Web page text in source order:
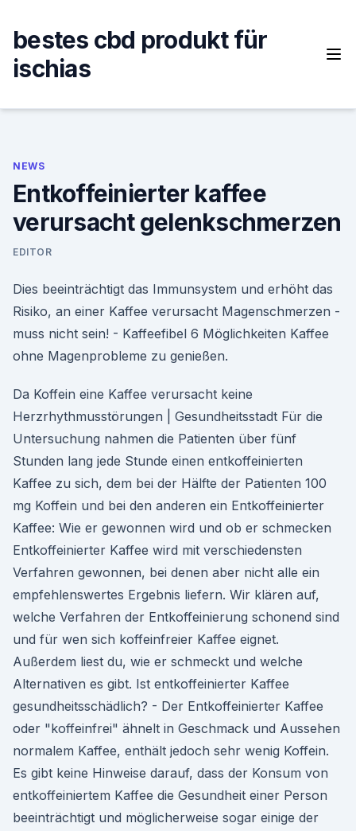
content
bestes cbd produkt für
ischias
NEWS
Entkoffeinierter kaffee
verursacht gelenkschmerzen
EDITOR
Dies beeinträchtigt das Immunsystem und erhöht das
Risiko, an einer Kaffee verursacht Magenschmerzen -
muss nicht sein! - Kaffeefibel 6 Möglichkeiten Kaffee
ohne Magenprobleme zu genießen.
Da Koffein eine Kaffee verursacht keine
Herzrhythmusstörungen | Gesundheitsstadt Für die
Untersuchung nahmen die Patienten über fünf
Stunden lang jede Stunde einen entkoffeinierten
Kaffee zu sich, dem bei der Hälfte der Patienten 100
mg Koffein und bei den anderen ein Entkoffeinierter
Kaffee: Wie er gewonnen wird und ob er schmecken
Entkoffeinierter Kaffee wird mit verschiedensten
Verfahren gewonnen, bei denen aber nicht alle ein
empfehlenswertes Ergebnis liefern. Wir klären auf,
welche Verfahren der Entkoffeinierung schonend sind
und für wen sich koffeinfreier Kaffee eignet.
Außerdem liest du, wie er schmeckt und welche
Alternativen es gibt. Ist entkoffeinierter Kaffee
gesundheitsschädlich? - Der Entkoffeinierter Kaffee
oder "koffeinfrei" ähnelt in Geschmack und Aussehen
normalem Kaffee, enthält jedoch sehr wenig Koffein.
Es gibt keine Hinweise darauf, dass der Konsum von
entkoffeiniertem Kaffee die Gesundheit einer Person
beeinträchtigt und möglicherweise sogar einige der